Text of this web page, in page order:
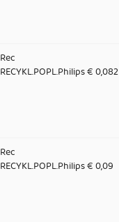
Rec
RECYKL.POPL.Philips € 0,082
Rec
RECYKL.POPL.Philips € 0,09